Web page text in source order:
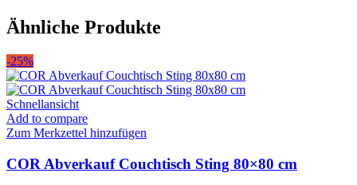
Ähnliche Produkte
-25%
Schnellansicht
Add to compare
Zum Merkzettel hinzufügen
COR Abverkauf Couchtisch Sting 80×80 cm